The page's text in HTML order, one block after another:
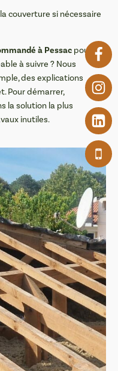
couverture si nécessaire
à Pessac pour un
à suivre ? Nous
des explications
Pour démarrer,
la solution la plus
inutiles.